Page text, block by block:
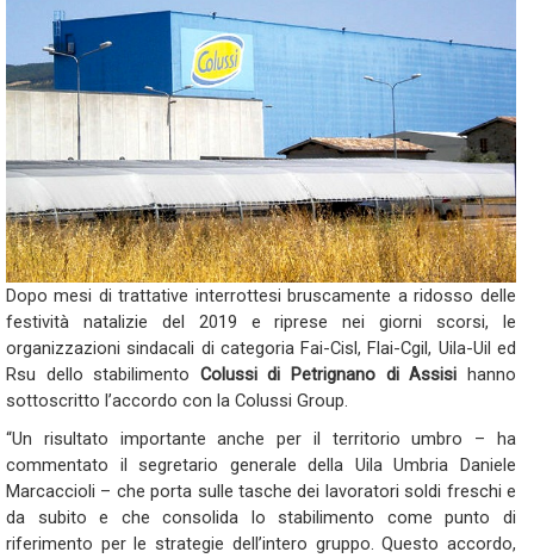
Dopo mesi di trattative interrottesi bruscamente a ridosso delle
festività natalizie del 2019 e riprese nei giorni scorsi, le
organizzazioni sindacali di categoria Fai-Cisl, Flai-Cgil, Uila-Uil ed
Rsu dello stabilimento Colussi di Petrignano di Assisi hanno
sottoscritto l’accordo con la Colussi Group.
“Un risultato importante anche per il territorio umbro – ha
commentato il segretario generale della Uila Umbria Daniele
Marcaccioli – che porta sulle tasche dei lavoratori soldi freschi e
da subito e che consolida lo stabilimento come punto di
riferimento per le strategie dell’intero gruppo. Questo accordo,